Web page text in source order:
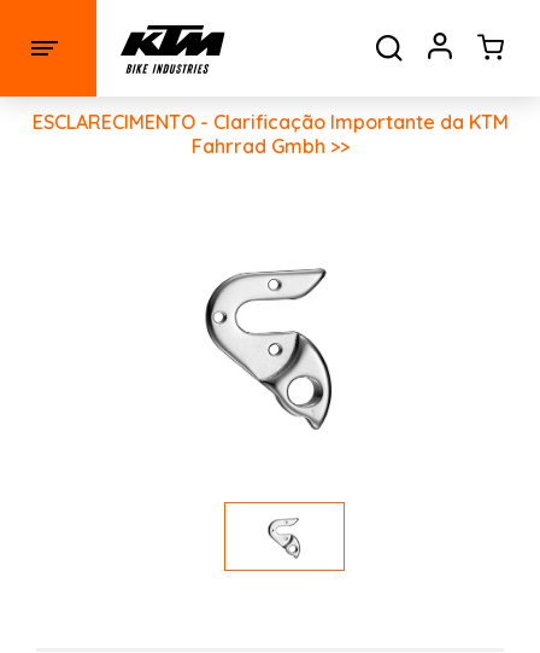
ESCLARECIMENTO - Clarificação Importante da KTM
Fahrrad Gmbh >>